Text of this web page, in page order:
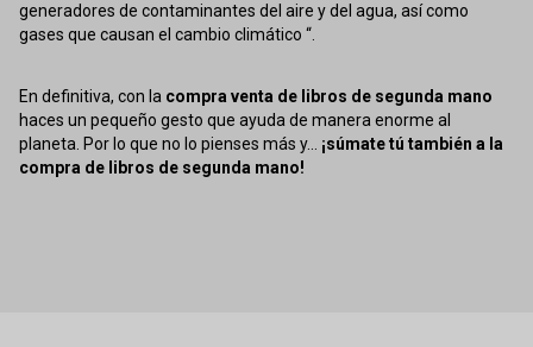
generadores de contaminantes del aire y del agua, así como
gases que causan el cambio climático “.
En definitiva, con la compra venta de libros de segunda mano
haces un pequeño gesto que ayuda de manera enorme al
planeta. Por lo que no lo pienses más y... ¡súmate tú también a la
compra de libros de segunda mano!